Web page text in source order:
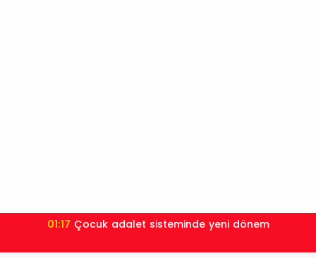
01:17 Çocuk adalet sisteminde yeni dönem